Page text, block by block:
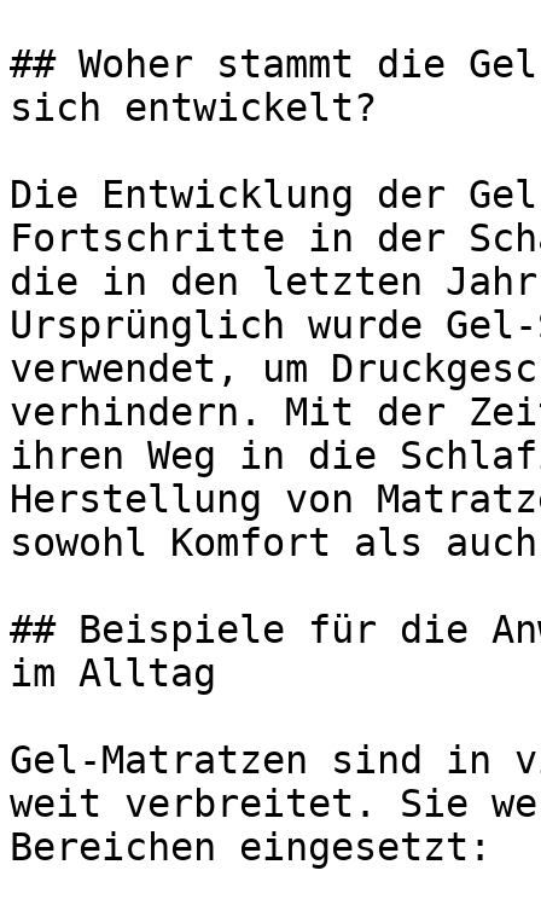
## Woher stammt die
sich entwickelt?
Die Entwicklung der
Fortschritte in der
die in den letzten
Ursprünglich wurde
verwendet, um
verhindern. Mit der
ihren Weg in die
Herstellung von
sowohl Komfort als
## Beispiele für die
im Alltag
Gel-Matratzen sind in
weit verbreitet. Sie
Bereichen eingesetzt: